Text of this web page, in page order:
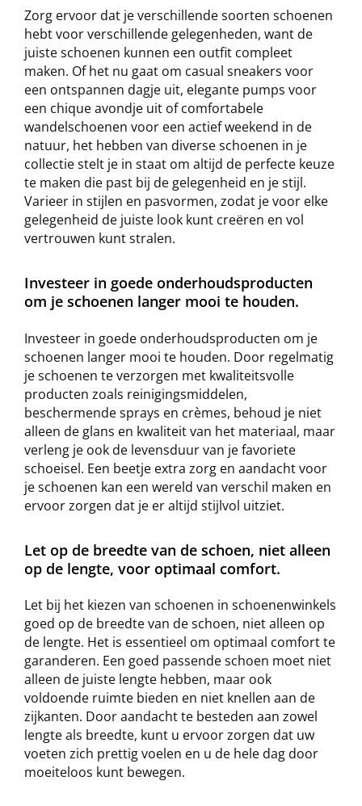
Zorg ervoor dat je verschillende soorten schoenen
hebt voor verschillende gelegenheden, want de
juiste schoenen kunnen een outfit compleet
maken. Of het nu gaat om casual sneakers voor
een ontspannen dagje uit, elegante pumps voor
een chique avondje uit of comfortabele
wandelschoenen voor een actief weekend in de
natuur, het hebben van diverse schoenen in je
collectie stelt je in staat om altijd de perfecte keuze
te maken die past bij de gelegenheid en je stijl.
Varieer in stijlen en pasvormen, zodat je voor elke
gelegenheid de juiste look kunt creëren en vol
vertrouwen kunt stralen.
Investeer in goede onderhoudsproducten
om je schoenen langer mooi te houden.
Investeer in goede onderhoudsproducten om je
schoenen langer mooi te houden. Door regelmatig
je schoenen te verzorgen met kwaliteitsvolle
producten zoals reinigingsmiddelen,
beschermende sprays en crèmes, behoud je niet
alleen de glans en kwaliteit van het materiaal, maar
verleng je ook de levensduur van je favoriete
schoeisel. Een beetje extra zorg en aandacht voor
je schoenen kan een wereld van verschil maken en
ervoor zorgen dat je er altijd stijlvol uitziet.
Let op de breedte van de schoen, niet alleen
op de lengte, voor optimaal comfort.
Let bij het kiezen van schoenen in schoenenwinkels
goed op de breedte van de schoen, niet alleen op
de lengte. Het is essentieel om optimaal comfort te
garanderen. Een goed passende schoen moet niet
alleen de juiste lengte hebben, maar ook
voldoende ruimte bieden en niet knellen aan de
zijkanten. Door aandacht te besteden aan zowel
lengte als breedte, kunt u ervoor zorgen dat uw
voeten zich prettig voelen en u de hele dag door
moeiteloos kunt bewegen.